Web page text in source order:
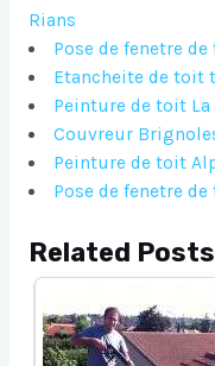
Rians
Pose de fenetre
Etancheite de toit
Peinture de toit
Couvreur
Peinture de toit
Pose de fenetre
Related